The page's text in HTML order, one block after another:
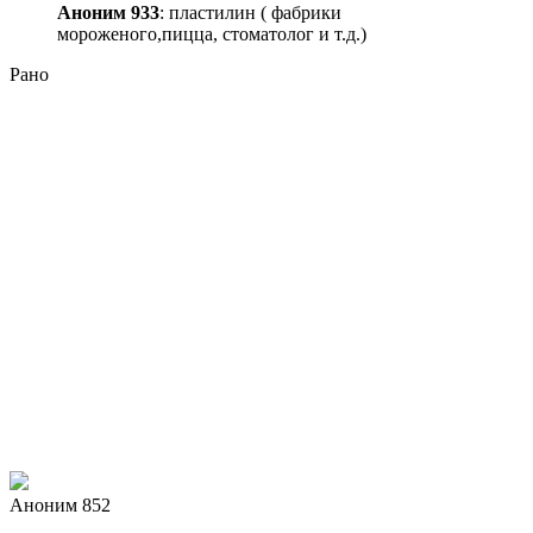
Аноним 933: пластилин ( фабрики
мороженого,пицца, стоматолог и т.д.)
Рано
Аноним 852